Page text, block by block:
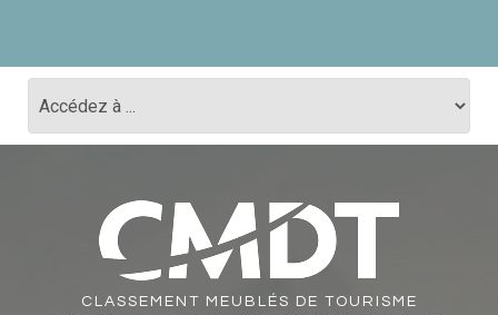
CLASSEMENT
MEUBLÉS DE TOURISME